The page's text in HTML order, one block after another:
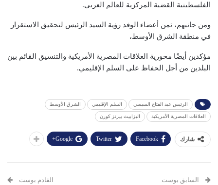
الفلسطينية القضية المركزية للعالم العربي.
ومن جانبهم، ثمن أعضاء الوفد رؤية السيد الرئيس لتحقيق الاستقرار
في منطقة الشرق الأوسط،
مؤكدين أيضًا محورية العلاقات المصرية الأمريكية والتنسيق القائم بين
البلدين من أجل الحفاظ على السلم الإقليمي.
الرئيس عبد الفتاح السيسي السلم الإقليمي الشرق الأوسط
العلاقات المصرية الأمريكية اليزابيث بيرنز كورن
شارك Facebook
Twitter
Google+
السابق بوست القادم بوست